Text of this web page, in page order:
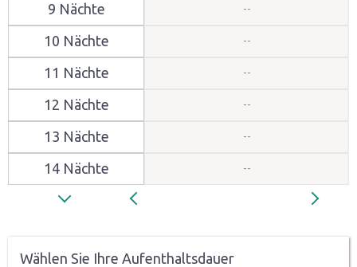
9 Nächte
10 Nächte
11 Nächte
12 Nächte
13 Nächte
14 Nächte
Wählen Sie Ihre Aufenthaltsdauer